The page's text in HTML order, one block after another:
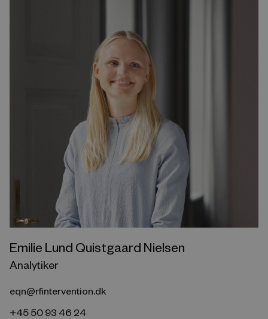
Emilie Lund Quistgaard Nielsen
Analytiker
eqn@rfintervention.dk
+45 50 93 46 24